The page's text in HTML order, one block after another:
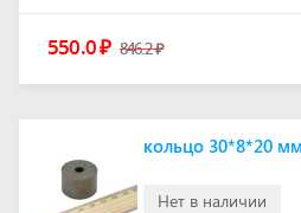
550.0₽ 846.2₽
Нет в наличии
кольцо 30*8*20 мм